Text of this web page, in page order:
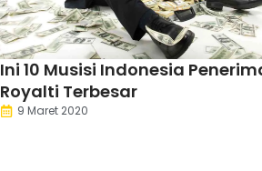
Ini 10 Musisi Indonesia
Royalti Terbesar
9 Maret 2020